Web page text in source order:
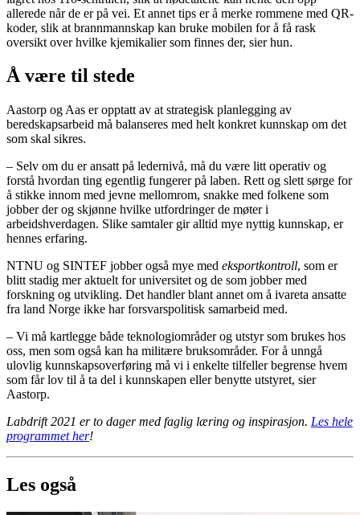
allerede når de er på vei. Et annet tips er å merke rommene med QR-
koder, slik at brannmannskap kan bruke mobilen for å få rask
oversikt over hvilke kjemikalier som finnes der, sier hun.
Å være til stede
Aastorp og Aas er opptatt av at strategisk planlegging av
beredskapsarbeid må balanseres med helt konkret kunnskap om det
som skal sikres.
– Selv om du er ansatt på ledernivå, må du være litt operativ og
forstå hvordan ting egentlig fungerer på laben. Rett og slett sørge for
å stikke innom med jevne mellomrom, snakke med folkene som
jobber der og skjønne hvilke utfordringer de møter i
arbeidshverdagen. Slike samtaler gir alltid mye nyttig kunnskap, er
hennes erfaring.
NTNU og SINTEF jobber også mye med eksportkontroll, som er
blitt stadig mer aktuelt for universitet og de som jobber med
forskning og utvikling. Det handler blant annet om å ivareta ansatte
fra land Norge ikke har forsvarspolitisk samarbeid med.
– Vi må kartlegge både teknologiområder og utstyr som brukes hos
oss, men som også kan ha militære bruksområder. For å unngå
ulovlig kunnskapsoverføring må vi i enkelte tilfeller begrense hvem
som får lov til å ta del i kunnskapen eller benytte utstyret, sier
Aastorp.
Labdrift 2021 er to dager med faglig læring og inspirasjon. Les hele
programmet her!
Les også